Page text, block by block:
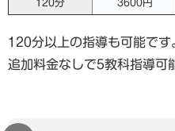
120分 3600円
120分以上の指導も可能です
追加料金なしで5教科指導可